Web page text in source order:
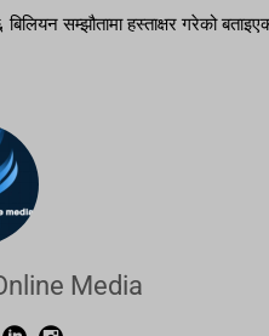
सम्झौतामा हस्ताक्षर गरेको
Media